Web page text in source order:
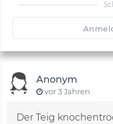
🙂
Anonym
vor 3 Jahren
Der Teig